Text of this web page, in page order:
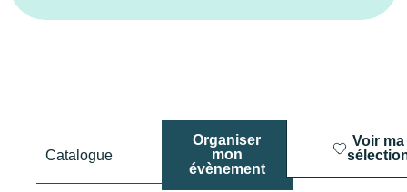
Catalogue
Organiser
mon
évènement
Voir ma